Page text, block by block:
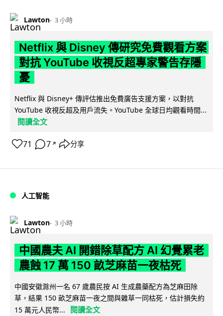
Lawton 3 小時
Netflix 與 Disney 傳研究免費觀看方案
對抗 YouTube 收視反超專家警告存隱
憂
Netflix 與 Disney+ 傳評估推出免費廣告支援方案，以對抗
YouTube 收視反超及用戶流失。YouTube 全球日均觀看時間...
閱讀全文
71 7 ↗ 分享
人工智能
Lawton 3 小時
中國農夫 AI 開錯除草配方 AI 幻覺累老
農蝕 17 萬 150 畝芝麻苗一夜枯死
中國安徽滁州一名 67 歲農民按 AI 生成農藥配方為芝麻田除
草，結果 150 畝芝麻苗一夜之間與雜草一同枯死，估計損失約
15 萬元人民幣...
閱讀全文